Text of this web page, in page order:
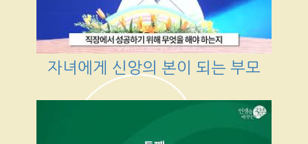
자녀에게 신앙의 본이 되는 부모